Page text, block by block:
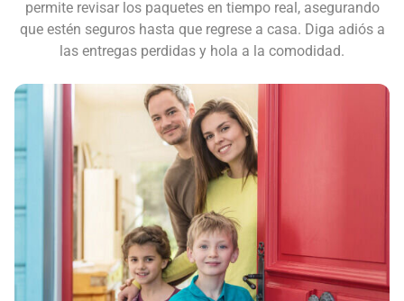
permite revisar los paquetes en tiempo real, asegurando
que estén seguros hasta que regrese a casa. Diga adiós a
las entregas perdidas y hola a la comodidad.